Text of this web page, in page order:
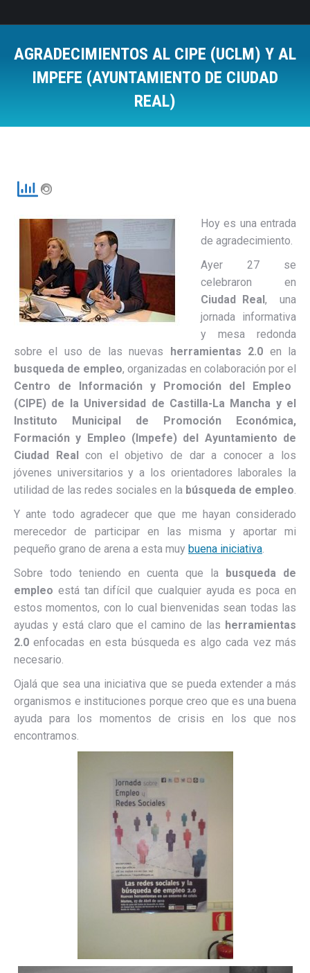
AGRADECIMIENTOS AL CIPE (UCLM) Y AL
IMPEFE (AYUNTAMIENTO DE CIUDAD
REAL)
Hoy es una entrada
de agradecimiento.
Ayer 27 se
celebraron en
Ciudad Real, una
jornada informativa
y mesa redonda
sobre el uso de las nuevas herramientas 2.0 en la
busqueda de empleo, organizadas en colaboración por el
Centro de Información y Promoción del Empleo
(CIPE) de la Universidad de Castilla-La Mancha y el
Instituto Municipal de Promoción Económica,
Formación y Empleo (Impefe) del Ayuntamiento de
Ciudad Realcon el objetivo de dar a conocer a los
jóvenes universitarios y a los orientadores laborales la
utilidad de las redes sociales en la búsqueda de empleo.
Y ante todo agradecer que que me hayan considerado
merecedor de participar en las misma y aportar mi
pequeño grano de arena a esta muy buena iniciativa.
Sobre todo teniendo en cuenta que la busqueda de
empleo está tan difícil que cualquier ayuda es poca en
estos momentos, con lo cual bienvenidas sean todas las
ayudas y está claro que el camino de las herramientas
2.0 enfocadas en esta búsqueda es algo cada vez más
necesario.
Ojalá que sea una iniciativa que se pueda extender a más
organismos e instituciones porque creo que es una buena
ayuda para los momentos de crisis en los que nos
encontramos.